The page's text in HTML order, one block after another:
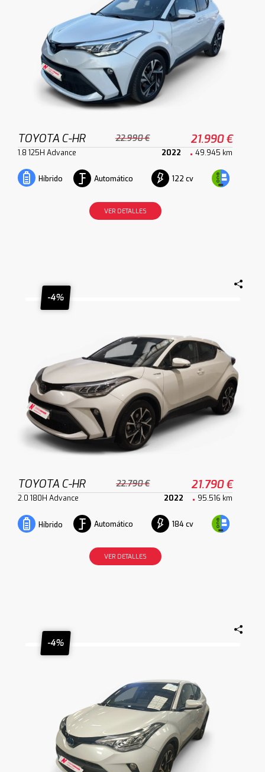
TOYOTA C-HR 22.990 € 21.990 €
1.8 125H Advance 2022 49.945 km
Híbrido Automático 122 cv
VER DETALLES
-4%
TOYOTA C-HR 22.790 € 21.790 €
2.0 180H Advance 2022 95.516 km
Híbrido Automático 184 cv
VER DETALLES
-4%